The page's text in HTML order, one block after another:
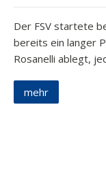
Der FSV startete
bereits ein langer
Rosanelli ablegt,
mehr